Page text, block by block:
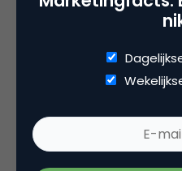
gestaag doorgroeit,
kennen aan mobiele
totale customer journey,
uiteindelijk op een